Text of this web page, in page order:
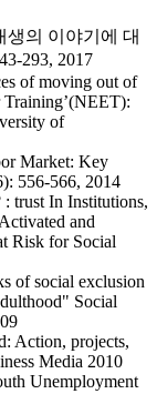
생의 이야기에 대
293, 2017
of moving out of
of
Market: Key
556-566, 2014
trust In Institutions,
and
Risk for Social
of social exclusion
Social
Action, projects,
Media 2010
Unemployment